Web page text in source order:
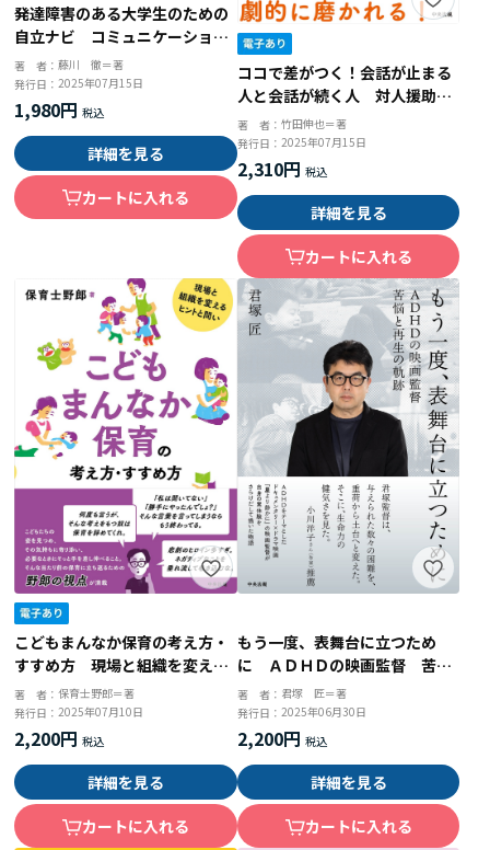
発達障害のある大学生のための
自立ナビ コミュニケーション
が苦手な人の就活ガイドブック
著 者：藤川 徹＝著
発行日：2025年07月15日
1,980円
詳細を見る
カートに入れる
ココで差がつく！会話が止まる
人と会話が続く人 対人援助職
のための言葉かけガイド
著 者： 竹田伸也＝著
発行日： 2025年07月15日
2,310円
詳細を見る
カートに入れる
こどもまんなか保育の考え方・
すすめ方 現場と組織を変える
ヒントと問い
著 者：保育士野郎＝著
発行日：2025年07月10日
2,200円
詳細を見る
カートに入れる
もう一度、表舞台に立つため
に ＡＤＨＤの映画監督 苦悩
と再生の軌跡
著 者： 君塚 匠＝著
発行日： 2025年06月30日
2,200円
詳細を見る
カートに入れる